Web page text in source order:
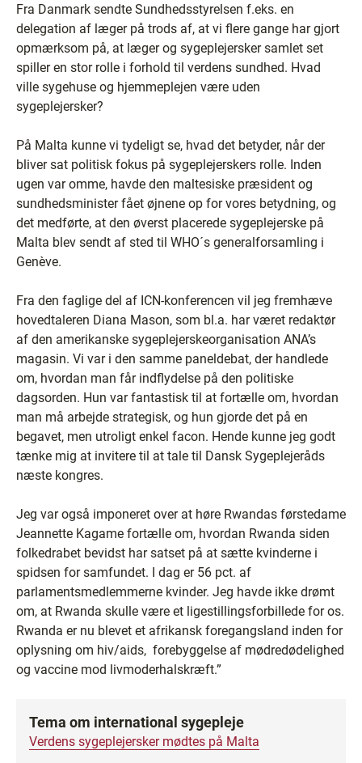
Fra Danmark sendte Sundhedsstyrelsen f.eks. en
delegation af læger på trods af, at vi flere gange har gjort
opmærksom på, at læger og sygeplejersker samlet set
spiller en stor rolle i forhold til verdens sundhed. Hvad
ville sygehuse og hjemmeplejen være uden
sygeplejersker?
På Malta kunne vi tydeligt se, hvad det betyder, når der
bliver sat politisk fokus på sygeplejerskers rolle. Inden
ugen var omme, havde den maltesiske præsident og
sundhedsminister fået øjnene op for vores betydning, og
det medførte, at den øverst placerede sygeplejerske på
Malta blev sendt af sted til WHO´s generalforsamling i
Genève.
Fra den faglige del af ICN-konferencen vil jeg fremhæve
hovedtaleren Diana Mason, som bl.a. har været redaktør
af den amerikanske sygeplejerskeorganisation ANA’s
magasin. Vi var i den samme paneldebat, der handlede
om, hvordan man får indflydelse på den politiske
dagsorden. Hun var fantastisk til at fortælle om, hvordan
man må arbejde strategisk, og hun gjorde det på en
begavet, men utroligt enkel facon. Hende kunne jeg godt
tænke mig at invitere til at tale til Dansk Sygeplejeråds
næste kongres.
Jeg var også imponeret over at høre Rwandas førstedame
Jeannette Kagame fortælle om, hvordan Rwanda siden
folkedrabet bevidst har satset på at sætte kvinderne i
spidsen for samfundet. I dag er 56 pct. af
parlamentsmedlemmerne kvinder. Jeg havde ikke drømt
om, at Rwanda skulle være et ligestillingsforbillede for os.
Rwanda er nu blevet et afrikansk foregangsland inden for
oplysning om hiv/aids, forebyggelse af mødredødelighed
og vaccine mod livmoderhalskræft.”
Tema om international sygepleje
Verdens sygeplejersker mødtes på Malta